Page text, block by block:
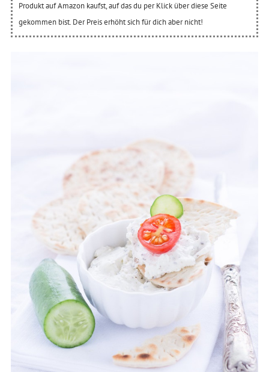
Produkt auf Amazon kaufst, auf das du per Klick über diese Seite
gekommen bist. Der Preis erhöht sich für dich aber nicht!